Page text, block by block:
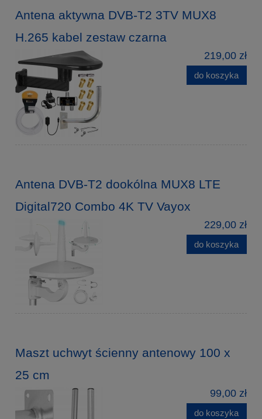
Antena aktywna DVB-T2 3TV MUX8
H.265 kabel zestaw czarna
219,00 zł
do koszyka
Antena DVB-T2 dookólna MUX8 LTE
Digital720 Combo 4K TV Vayox
229,00 zł
do koszyka
Maszt uchwyt ścienny antenowy 100 x
25 cm
99,00 zł
do koszyka